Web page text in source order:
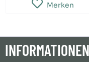
Merken
INFORMATIONEN